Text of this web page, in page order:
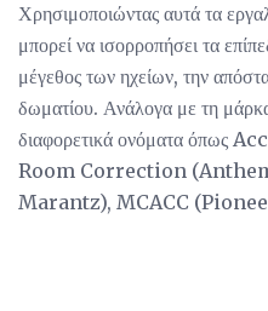
Χρησιμοποιώντας αυτά τα
μπορεί να ισορροπήσει τα
μέγεθος των ηχείων, την
δωματίου. Ανάλογα με τη
διαφορετικά ονόματα όπως
Room Correction
Marantz), MCACC